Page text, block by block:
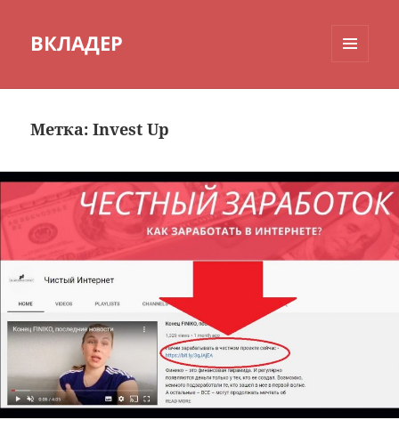
ВКЛАДЕР
Метка:Invest Up